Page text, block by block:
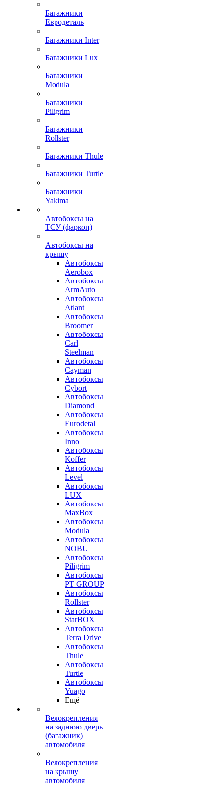
Багажники
Евродеталь
Багажники Inter
Багажники Lux
Багажники
Modula
Багажники
Piligrim
Багажники
Rollster
Багажники Thule
Багажники Turtle
Багажники
Yakima
Автобоксы на
ТСУ (фаркоп)
Автобоксы на
крышу
Автобоксы
Aerobox
Автобоксы
ArmAuto
Автобоксы
Atlant
Автобоксы
Broomer
Автобоксы
Carl
Steelman
Автобоксы
Cayman
Автобоксы
Cybort
Автобоксы
Diamond
Автобоксы
Eurodetal
Автобоксы
Inno
Автобоксы
Koffer
Автобоксы
Level
Автобоксы
LUX
Автобоксы
MaxBox
Автобоксы
Modula
Автобоксы
NOBU
Автобоксы
Piligrim
Автобоксы
PT GROUP
Автобоксы
Rollster
Автобоксы
StarBOX
Автобоксы
Terra Drive
Автобоксы
Thule
Автобоксы
Turtle
Автобоксы
Yuago
Ещё
Велокрепления
на заднюю дверь
(багажник)
автомобиля
Велокрепления
на крышу
автомобиля